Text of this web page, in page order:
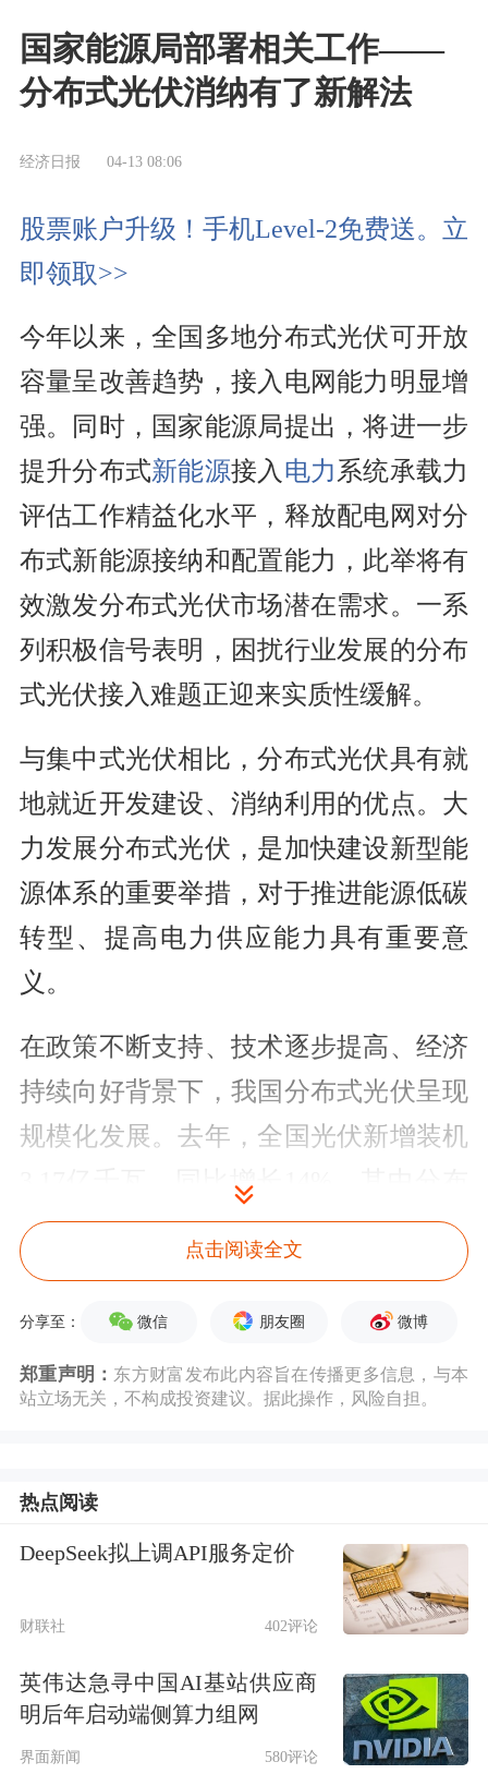
国家能源局部署相关工作——
分布式光伏消纳有了新解法
经济日报 04-13 08:06
股票账户升级！手机Level-2免费送。立
即领取>>
今年以来，全国多地分布式光伏可开放
容量呈改善趋势，接入电网能力明显增
强。同时，国家能源局提出，将进一步
提升分布式新能源接入 电力系统承载力
评估工作精益化水平，释放配电网对分
布式新能源接纳和配置能力，此举将有
效激发分布式光伏市场潜在需求。一系
列积极信号表明，困扰行业发展的分布
式光伏接入难题正迎来实质性缓解。
与集中式光伏相比，分布式光伏具有就
地就近开发建设、消纳利用的优点。大
力发展分布式光伏，是加快建设新型能
源体系的重要举措，对于推进能源低碳
转型、提高电力供应能力具有重要意
义。
在政策不断支持、技术逐步提高、经济
持续向好背景下，我国分布式光伏呈现
规模化发展。去年，全国光伏新增装机
3.17亿千瓦，同比增长14%，其中分布
式光伏新增1.53亿千瓦，占比接近一
半，已成能源转型的重要发展方向。随
着分布式光伏爆发式增长，迫切需要调
整管理和发展思路，促进其又好又快发
展。
际，积极探索破解分布式光伏并网消纳
难题，服务新能源高质量发展。
在供给侧，电力部门通过规划引领发
展，引导分布式光伏有序开发。安徽统
筹用好“市场化机制+数字化手段”，首
创分布式光伏调节补偿分摊机制，当电
点击阅读全文
分享至： 微信 朋友圈 微博
郑重声明： 东方财富发布此内容旨在传播更多信息，与本
站立场无关，不构成投资建议。据此操作，风险自担。
热点阅读
DeepSeek拟上调API服务定价
财联社 402评论
英伟达急寻中国AI基站供应商
明后年启动端侧算力组网
界面新闻 580评论